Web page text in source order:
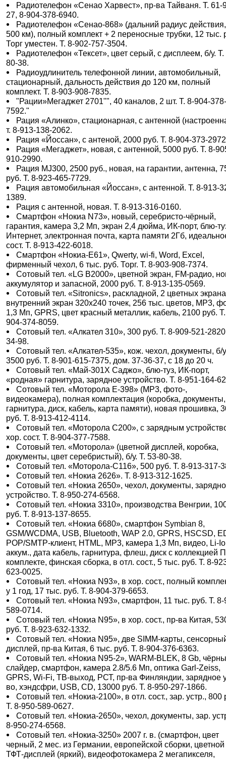
Радиотелефон «Сенао Харвест», пр-ва Тайваня. Т. 61-
27, 8-904-378-6940.
Радиотелефон «Сенао-868» (дальний радиус
500 км), полный комплект + 2 переносные трубки, 12 тыс.
Торг уместен. Т. 8-902-757-3504.
Радиотелефон «Тексет», цвет серый, с дисплеем, б/у. Т.
80-38.
Радиоудлинитель телефонной линии, автомобильный,
стационарный, дальность действия до 120 км, полный
комплект. Т. 8-903-908-7835.
"Рации»Мегаджет 2701"", 40 каналов, 2 шт. Т. 8-904-
7592."
Рация «Алинко», стационарная, с антенной
т. 8-913-138-2062.
Рация «Йоссан», с антеной, 2000 руб. Т. 8-904-373-
Рация «Мегаджет», новая, с антенной, 5000 руб. Т. 8-
910-2990.
Рация MJ300, 2500 руб., новая, на гарантии, антенна,
руб. Т. 8-923-465-7729.
Рация автомобильная «Йоссан», с антенной. Т. 8-913-
1389.
Рация с антенной, новая. Т. 8-913-316-0160.
Смартфон «Нокиа N73», новый, серебристо-чёрный,
гарантия, камера 3,2 Мп, экран 2,4 дюйма, ИК-порт, блю-
Интернет, электронная почта, карта памяти 2Гб,
сост. Т. 8-913-422-6018.
Смартфон «Нокиа-Е61», Qwerty, wi-fi, Word, Excel,
фирменный чехол, 6 тыс. руб. Торг. Т. 8-903-908-7374.
Сотовый тел. «LG B2000», цветной экран, FM-радио,
аккумулятор и запасной, 2000 руб. Т. 8-913-135-0569.
Сотовый тел. «Sitronics», раскладной, 2 цветных
внутренний экран 320х240 точек, 256 тыс. цветов, MP3,
1,3 Мп, GPRS, цвет красный металлик, кабель, 2100 руб.
904-374-8059.
Сотовый тел. «Алкател 310», 300 руб. Т. 8-909-521-
34-98.
Сотовый тел. «Алкател-535», кож. чехол, документы, б/
3500 руб. Т. 8-901-615-7375, дом. 37-36-37, с 18 до 20 ч.
Сотовый тел. «Май-301Х Саджо», блю-туз, ИК-порт,
«родная» гарнитура, зарядное устройство. Т. 8-951-164-
Сотовый тел. «Моторола Е-398» (МР3, фото-,
видеокамера), полная комплектация (коробка, документы,
гарнитура, диск, кабель, карта памяти), новая прошивка,
руб. Т. 8-913-412-4114.
Сотовый тел. «Моторола С200», с зарядным
хор. сост. Т. 8-904-377-7588.
Сотовый тел. «Моторола» (цветной дисплей, коробка,
документы, цвет серебристый), б/у. Т. 53-80-38.
Сотовый тел. «Моторола-С116», 500 руб. Т. 8-913-317-
Сотовый тел. «Нокиа 2626». Т. 8-913-312-1625.
Сотовый тел. «Нокиа 2650», чехол, документы,
устройство. Т. 8-950-274-6568.
Сотовый тел. «Нокиа 3310», производства Венгрии,
руб. Т. 8-913-137-8655.
Сотовый тел. «Нокиа 6680», смартфон Symbian 8,
GSM/WCDMA, USB, Bluetooth, WAP 2.0, GPRS, HSCSD,
POP/SMTP-клиент, HTML, MP3, камера 1,3 Мп, видео, Li-
аккум., дата кабель, гарнитура, флеш, диск с коллекцией
комплекте, финская сборка, в отл. сост., 5 тыс. руб. Т. 8-
623-0025.
Сотовый тел. «Нокиа N93», в хор. сост., полный
у 1 год, 17 тыс. руб. Т. 8-904-379-6653.
Сотовый тел. «Нокиа N93», смартфон, 11 тыс. руб. Т. 8-
589-0714.
Сотовый тел. «Нокиа N95», в хор. сост., пр-ва Китая,
руб. Т. 8-923-632-1332.
Сотовый тел. «Нокиа N95», две SIMM-карты,
дисплей, пр-ва Китая, 6 тыс. руб. Т. 8-904-376-6363.
Сотовый тел. «Нокиа N95-2», WARM-BLEK, 8 Gb,
слайдер, смартфон, камера 2.8/5.6 Мп, оптика Garl-Zeiss,
GPRS, Wi-Fi, ТВ-выход, РСТ, пр-ва Финляндии, зарядное
во, хэндсфри, USB, CD, 13000 руб. Т. 8-950-297-1866.
Сотовый тел. «Нокиа-2100», в отл. сост., зар. устр., 800
Т. 8-950-589-0627.
Сотовый тел. «Нокиа-2650», чехол, документы, зар.
8-950-274-6568.
Сотовый тел. «Нокиа-3250» 2007 г. в. (смартфон, цвет
черный, 2 мес. из Германии, европейской сборки, цветной
ТФТ-дисплей (яркий), видеофотокамера 2 мегапикселя,